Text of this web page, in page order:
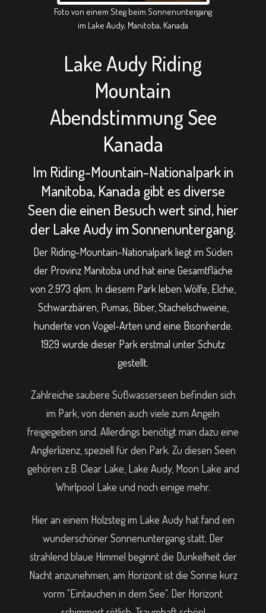
Foto von einem Steg beim Sonnenuntergang
im Lake Audy, Manitoba, Kanada
Lake Audy Riding
Mountain
Abendstimmung See
Kanada
Im Riding-Mountain-Nationalpark in
Manitoba, Kanada gibt es diverse
Seen die einen Besuch wert sind, hier
der Lake Audy im Sonnenuntergang.
Der Riding-Mountain-Nationalpark liegt im Süden
der Provinz Manitoba und hat eine Gesamtfläche
von 2.973 qkm. In diesem Park leben Wölfe, Elche,
Schwarzbären, Pumas, Biber, Stachelschweine,
hunderte von Vogel-Arten und eine Bisonherde.
1929 wurde dieser Park erstmal unter Schutz
gestellt.
Zahlreiche saubere Süßwasserseen befinden sich
im Park, von denen auch viele zum Angeln
freigegeben sind. Allerdings benötigt man dazu eine
Anglerlizenz, speziell für den Park. Zu diesen Seen
gehören z.B. Clear Lake, Lake Audy, Moon Lake and
Whirlpool Lake und noch einige mehr.
Hier an einem Holzsteg im Lake Audy hat fand ein
wunderschöner Sonnenuntergang statt. Der
strahlend blaue Himmel beginnt die Dunkelheit der
Nacht anzunehmen, am Horizont ist die Sonne kurz
vorm "Eintauchen in dem See". Der Horizont